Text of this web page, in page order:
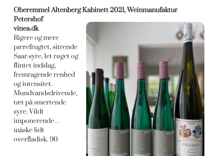
Oberemmel Altenberg Kabinett 2021, Weinmanufaktur
Petershof
vinea.dk
Rigere og mere
pærefrugtet, sitrende
Saar-syre, let røget og
flintet indslag,
fremragende renhed
og intensitet.
Mundvandsdrivende,
tæt på smertende
syre. Vildt
imponerende…
måske lidt
overfladisk. 90